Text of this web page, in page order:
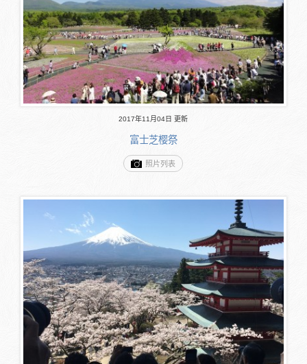
2017年11月04日 更新
富士芝樱祭
照片列表